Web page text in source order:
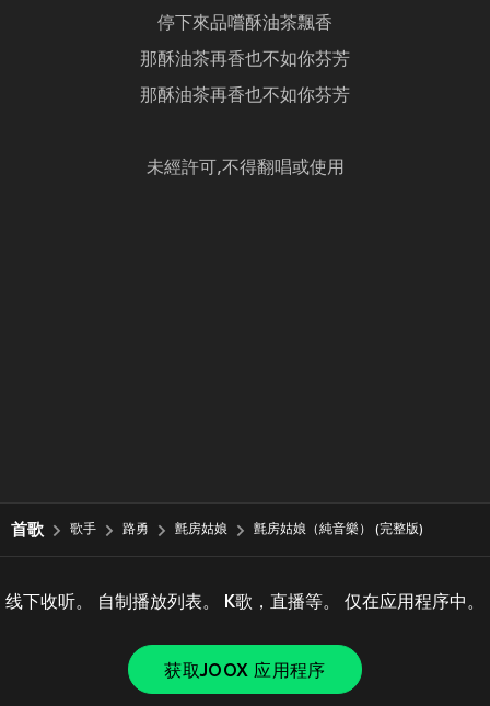
停下來品嚐酥油茶飄香
那酥油茶再香也不如你芬芳
那酥油茶再香也不如你芬芳
未經許可,不得翻唱或使用
首歌 歌手 路勇 氈房姑娘 氈房姑娘（純音樂） (完整版)
线下收听。 自制播放列表。 K歌，直播等。 仅在应用程序中。
获取JOOX 应用程序